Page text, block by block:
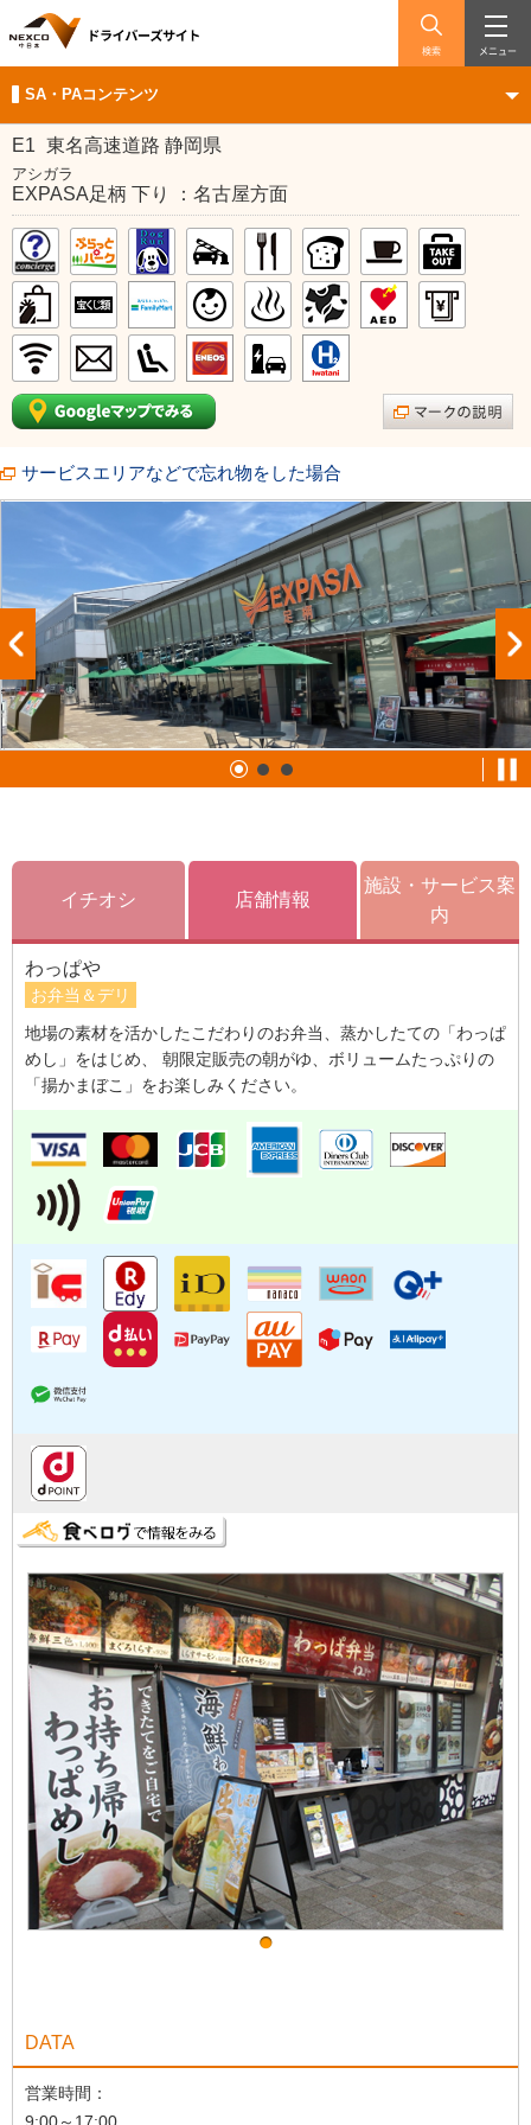
検索 メニュー
SA・PAコンテンツ
E1 東名高速道路 静岡県
アシガラ
EXPASA足柄 下り ：名古屋方面
サービスエリアなどで忘れ物をした場合
イチオシ 店舗情報
施設・サービス案
内
わっぱや
お弁当＆デリ
地場の素材を活かしたこだわりのお弁当、蒸かしたての「わっぱ
めし」をはじめ、 朝限定販売の朝がゆ、ボリュームたっぷりの
「揚かまぼこ」をお楽しみください。
DATA
営業時間：